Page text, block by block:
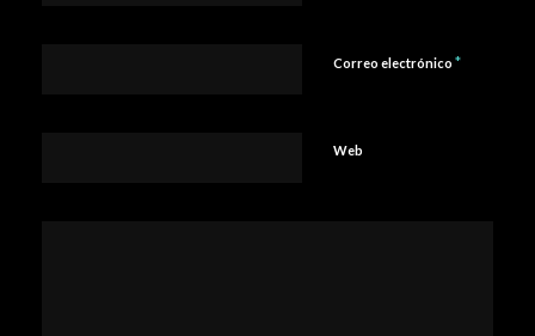
Correo electrónico *
Web